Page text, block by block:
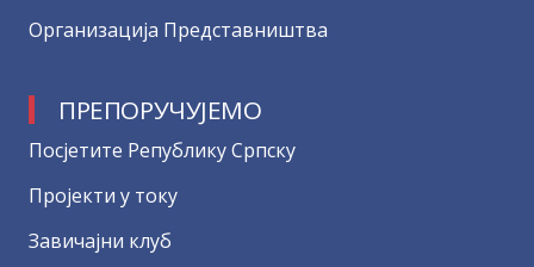
Организација Представништва
ПРЕПОРУЧУЈЕМО
Посјетите Републику Српску
Пројекти у току
Завичајни клуб